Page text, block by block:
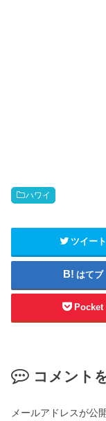
ハワイ
ツイート
はてブ
Pocket
コメント
メールアドレスが公